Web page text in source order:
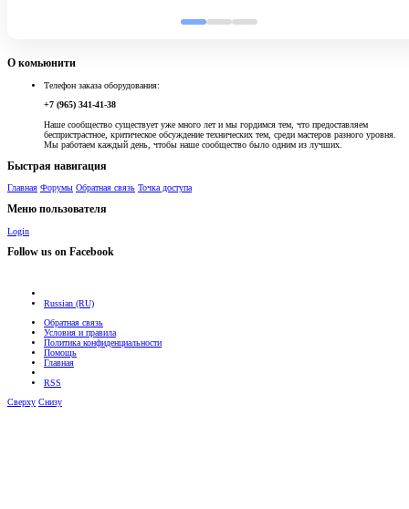
О комьюнити
Телефон заказа оборудования:
+7 (965) 341-41-38
Наше сообщество существует уже много лет и мы гордимся тем, что предоставляем
беспристрастное, критическое обсуждение технических тем, среди мастеров разного уровня.
Мы работаем каждый день, чтобы наше сообщество было одним из лучших.
Быстрая навигация
Главная Форумы Обратная связь Точка доступа
Меню пользователя
Login
Follow us on Facebook
Russian (RU)
Обратная связь
Условия и правила
Политика конфиденциальности
Помощь
Главная
RSS
Сверху Снизу